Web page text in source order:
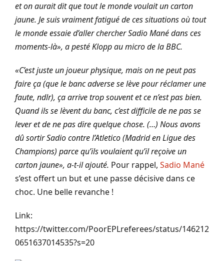
et on aurait dit que tout le monde voulait un carton
jaune. Je suis vraiment fatigué de ces situations où tout
le monde essaie d’aller chercher Sadio Mané dans ces
moments-là», a pesté Klopp au micro de la BBC.
«C’est juste un joueur physique, mais on ne peut pas
faire ça (que le banc adverse se lève pour réclamer une
faute, ndlr), ça arrive trop souvent et ce n’est pas bien.
Quand ils se lèvent du banc, c’est difficile de ne pas se
lever et de ne pas dire quelque chose. (…) Nous avons
dû sortir Sadio contre l’Atletico (Madrid en Ligue des
Champions) parce qu’ils voulaient qu’il reçoive un
carton jaune», a-t-il ajouté. Pour rappel, Sadio Mané
s’est offert un but et une passe décisive dans ce
choc. Une belle revanche !
Link:
https://twitter.com/PoorEPLreferees/status/146212
0651637014535?s=20